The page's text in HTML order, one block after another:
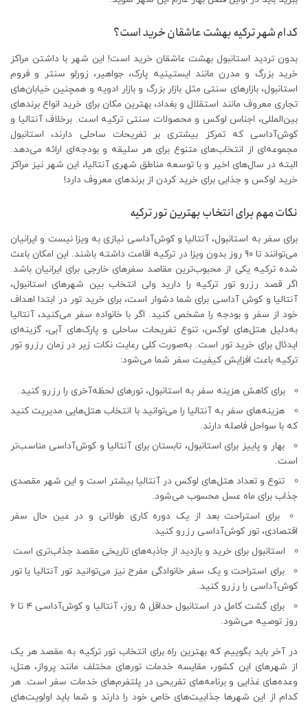
کدام شهر ترکیه بهشت عاشقان خرید است؟
بدون تردید استانبول بهشت عاشقان خرید است! این شهر با داشتن مراکز
خرید بزرگ و مدرن مانند ایستینیه پارک، جواهیر، زورلو سنتر و فروم
استانبول، بازارهای سنتی مثل بازار بزرگ و بازار ادویه و همچنین خیابان‌های
تجاری معروف مانند استقلال و بغداد، بهترین مکان برای خرید انواع برندهای
بین‌المللی، اجناس لوکس و محصولات سنتی ترکیه است. برخلاف آنتالیا و
کوش‌آداسی که تمرکز بیشتری بر تفریحات ساحلی دارند، استانبول
مجموعه‌ای از انتخاب‌های متنوع برای هر سلیقه و بودجه‌ای ارائه می‌دهد.
البته در سال‌های اخیر و با توسعه مناطق شهری آنتالیا، این شهر نیز مراکز
خرید لوکس و جذابی برای خرید کردن از برندهای معروف دارد!
نکات مهم برای انتخاب بهترین تور ترکیه
برای سفر به استانبول، آنتالیا و کوش‌آداسی نیازی به ویزا نیست و ایرانیان
می‌توانند تا ۹۰ روز بدون ویزا در ترکیه اقامت داشته باشند. این امکان باعث
شده ترکیه یکی از محبوب‌ترین مقاصد سفرهای خارجی برای ایرانیان باشد.
اگر قصد رزرو تور ترکیه را دارید ولی انتخاب بین شهرهای استانبول،
آنتالیا و کوش آداسی برای شما دشوار است، برای خرید تور در ابتدا اهداف
خود از سفر و بودجه را مشخص کنید. اگر با خانواده سفر می‌کنید، آنتالیا
به‌دلیل هتل‌های لوکس، تنوع تفریحات ساحلی و پارک‌های آبی، گزینه‌ای
ایدئال برای خرید تور است. به‌صورت کلی رعایت نکات زیر در زمان رزرو تور
ترکیه باعث افزایش کیفیت سفر شما می‌شود:
برای کاهش هزینه سفر به استانبول، تورهای لحظه‌آخری را رزرو کنید.
هزینه‌های سفر به آنتالیا را می‌توانید با انتخاب هتل‌هایی مدیریت کنید
که با سواحل فاصله دارند.
بهار و پاییز برای استانبول، تابستان برای آنتالیا و کوش‌آداسی مناسب‌تر
است.
تنوع و تعداد هتل‌های لوکس در آنتالیا بیشتر است و این شهر مقصدی
جذاب برای ماه عسل محسوب می‌شود.
برای استراحت بعد از یک دوره کاری طولانی و در عین حال سفر
اقتصادی، تور کوش‌آداسی رزرو کنید.
استانبول برای خرید و بازدید از جاذبه‌های تاریخی مقصد جذاب‌تری است
برای استراحت و یک سفر خانوادگی مفرح نیز می‌توانید تور آنتالیا یا تور
کوش‌آداسی را رزرو کنید.
برای گشت کامل در استانبول حداقل ۵ روز، آنتالیا و کوش‌آداسی ۴ تا ۶
روز توصیه می‌شود.
در آخر باید بگوییم که بهترین راه برای انتخاب تور ترکیه به مقصد هر یک
از شهرهای این کشور، مقایسه خدمات تورهای مختلف مانند پرواز، هتل،
وعده‌های غذایی و برنامه‌های تفریحی در پلتفرم‌های خدمات سفر است. هر
کدام از این شهرها جذابیت‌های خاص خود را دارند و شما باید اولویت‌های